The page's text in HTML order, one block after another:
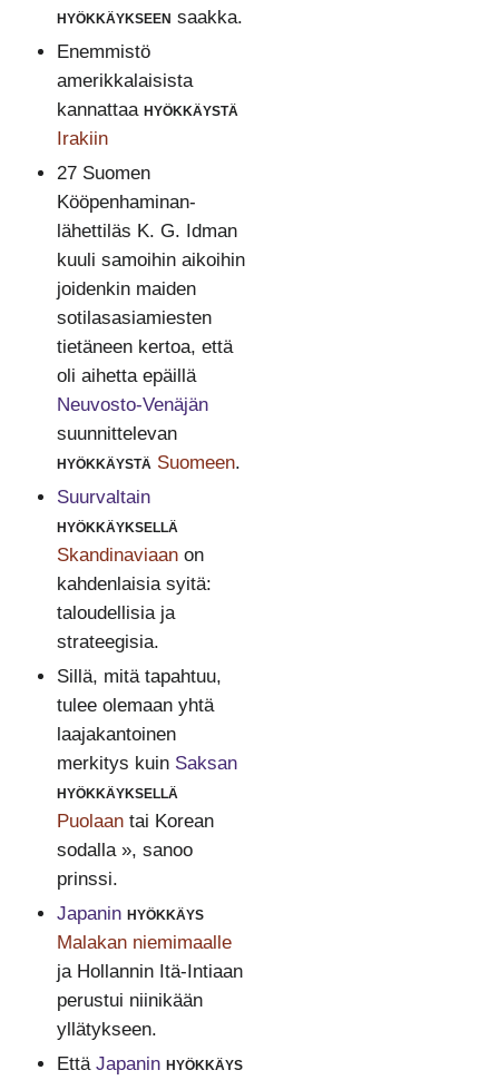
hyökkäykseen saakka.
Enemmistö
amerikkalaisista
kannattaa hyökkäystä
Irakiin
27 Suomen
Kööpenhaminan-
lähettiläs K. G. Idman
kuuli samoihin aikoihin
joidenkin maiden
sotilasasiamiesten
tietäneen kertoa, että
oli aihetta epäillä
Neuvosto-Venäjän
suunnittelevan
hyökkäystä Suomeen.
Suurvaltain
hyökkäyksellä
Skandinaviaanon
kahdenlaisia syitä:
taloudellisia ja
strateegisia.
Sillä, mitä tapahtuu,
tulee olemaan yhtä
laajakantoinen
merkitys kuin Saksan
hyökkäyksellä
Puolaantai Korean
sodalla », sanoo
prinssi.
Japanin hyökkäys
Malakan niemimaalle
ja Hollannin Itä-Intiaan
perustui niinikään
yllätykseen.
Että Japanin hyökkäys